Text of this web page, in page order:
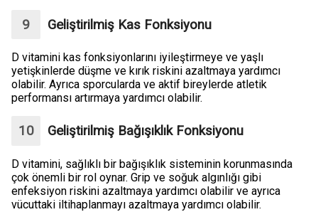
Geliştirilmiş Kas Fonksiyonu
D vitamini kas fonksiyonlarını iyileştirmeye ve yaşlı
yetişkinlerde düşme ve kırık riskini azaltmaya yardımcı
olabilir. Ayrıca sporcularda ve aktif bireylerde atletik
performansı artırmaya yardımcı olabilir.
Geliştirilmiş Bağışıklık Fonksiyonu
D vitamini, sağlıklı bir bağışıklık sisteminin korunmasında
çok önemli bir rol oynar. Grip ve soğuk algınlığı gibi
enfeksiyon riskini azaltmaya yardımcı olabilir ve ayrıca
vücuttaki iltihaplanmayı azaltmaya yardımcı olabilir.